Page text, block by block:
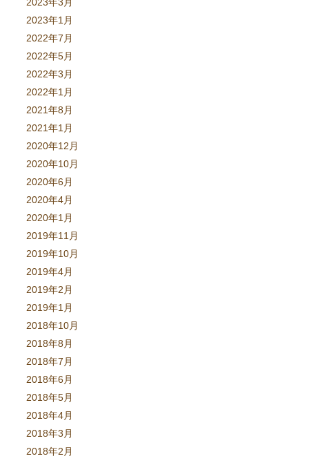
2023年3月
2023年1月
2022年7月
2022年5月
2022年3月
2022年1月
2021年8月
2021年1月
2020年12月
2020年10月
2020年6月
2020年4月
2020年1月
2019年11月
2019年10月
2019年4月
2019年2月
2019年1月
2018年10月
2018年8月
2018年7月
2018年6月
2018年5月
2018年4月
2018年3月
2018年2月